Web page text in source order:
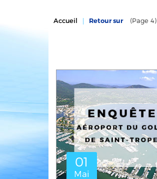
Accueil Retour sur (Page 4)
01
Mai